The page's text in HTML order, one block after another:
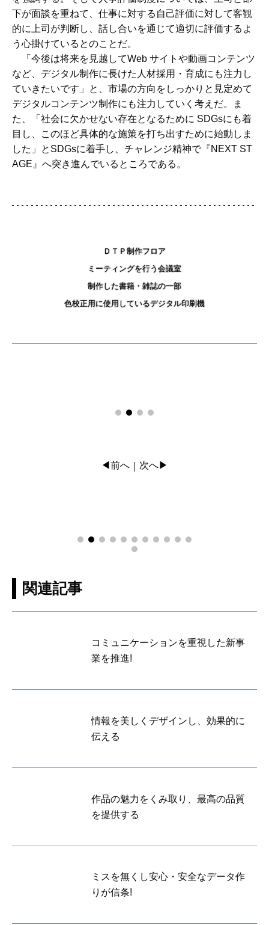
下が面談を重ねて、仕事に対する自己評価に対して客観
的に上司が判断し、話し合いを通じて適切に評価するよ
う心掛けているとのことだ。
「今後は将来を見越してWeb サイトや動画コンテンツ
など、デジタル制作に長けた人材採用・育成にも注力し
ていきたいです」と、市場の方向をしっかりと見定めて
デジタルコンテンツ制作にも注力していく考えだ。ま
た、「社会に欠かせない存在となるために SDGsにも着
目し、このほど具体的な施策を打ち出すために始動しま
した」とSDGsに着手し、チャレンジ精神で『NEXT ST
AGE』へ突き進んでいるところである。
ＤＴＰ制作フロア
ミーティングを行う会議室
制作した書籍・雑誌の一部
色校正用に使用しているデジタル印刷機
◀前へ 次へ▶
関連記事
コミュニケーションを重視した新事
業を推進!
情報を美しくデザインし、効果的に
伝える
作品の魅力をくみ取り、最高の品質
を提供する
ミスを無くし安心・安全なデータ作
りが信条!